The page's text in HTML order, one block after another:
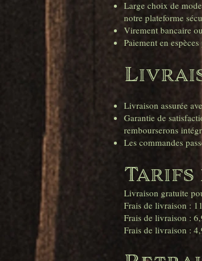
Large choix de
notre plateforme
Virement bancaire
Paiement en
Livraison assurée
Garantie de
rembourserons
Les commandes
Tarifs
Livraison gratuite
Frais de livraison :
Frais de livraison :
Frais de livraison :